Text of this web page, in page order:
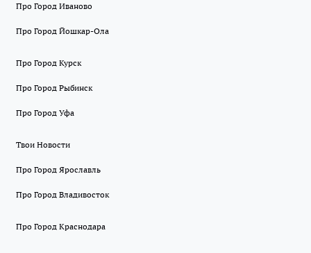
Про Город Иваново
Про Город Йошкар-Ола
Про Город Курск
Про Город Рыбинск
Про Город Уфа
Твои Новости
Про Город Ярославль
Про Город Владивосток
Про Город Краснодара